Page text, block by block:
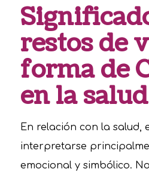
restos de
forma de
en la salud
En relación con la salud,
interpretarse
emocional y simbólico.